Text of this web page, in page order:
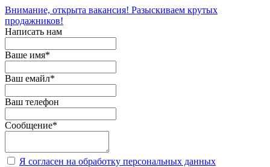
Внимание, открыта вакансия! Разыскиваем крутых
продажников!
Написать нам
Ваше имя*
Ваш емайл*
Ваш телефон
Сообщение*
Я согласен на обработку персональных данных